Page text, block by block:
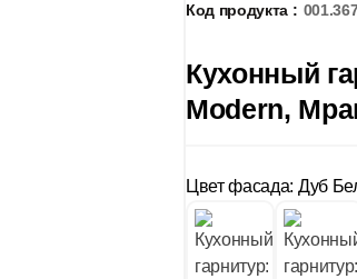
Код продукта :
Кухонный
Modern,
Цвет фасада: Дуб